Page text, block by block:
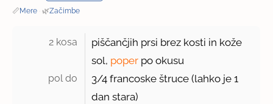
📏Mere · 🌿Začimbe
2 kosa
piščančjih prsi brez kosti in kože
sol, poper po okusu
pol do 3/4 francoske štruce (lahko je 1
dan stara)